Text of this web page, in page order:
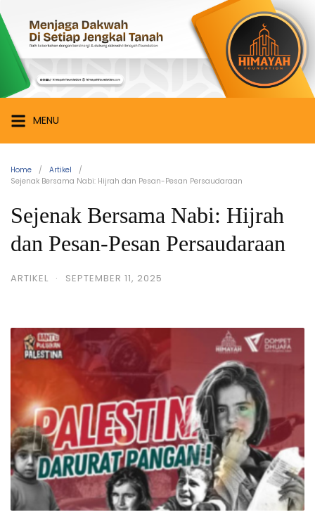
to
content
Himayah
Foundation
Menjaga
Dakwah
di
Setiap
Jengkal
MENU
Home
Artikel
Sejenak Bersama Nabi: Hijrah dan Pesan-Pesan Persaudaraan
Sejenak Bersama Nabi: Hijrah
dan Pesan-Pesan Persaudaraan
ARTIKEL · SEPTEMBER 11, 2025